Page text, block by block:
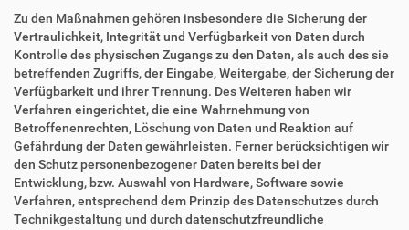
Zu den Maßnahmen gehören insbesondere die Sicherung der
Vertraulichkeit, Integrität und Verfügbarkeit von Daten durch
Kontrolle des physischen Zugangs zu den Daten, als auch des sie
betreffenden Zugriffs, der Eingabe, Weitergabe, der Sicherung der
Verfügbarkeit und ihrer Trennung. Des Weiteren haben wir
Verfahren eingerichtet, die eine Wahrnehmung von
Betroffenenrechten, Löschung von Daten und Reaktion auf
Gefährdung der Daten gewährleisten. Ferner berücksichtigen wir
den Schutz personenbezogener Daten bereits bei der
Entwicklung, bzw. Auswahl von Hardware, Software sowie
Verfahren, entsprechend dem Prinzip des Datenschutzes durch
Technikgestaltung und durch datenschutzfreundliche